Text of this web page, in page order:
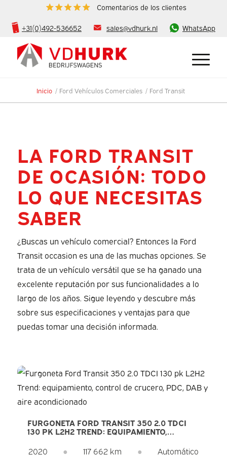
Comentarios de los clientes
+31(0)492-536652 sales@vdhurk.nl WhatsApp
Inicio / Ford Vehículos Comerciales / Ford Transit
LA FORD TRANSIT
DE OCASIÓN: TODO
LO QUE NECESITAS
SABER
¿Buscas un vehículo comercial? Entonces la Ford
Transit occasion es una de las muchas opciones. Se
trata de un vehículo versátil que se ha ganado una
excelente reputación por sus funcionalidades a lo
largo de los años. Sigue leyendo y descubre más
sobre sus especificaciones y ventajas para que
puedas tomar una decisión informada.
FURGONETA FORD TRANSIT 350 2.0 TDCI
130 PK L2H2 TREND: EQUIPAMIENTO,
CONTROL DE CRUCERO, PDC, DAB Y AIRE
ACONDICIONADO
2020 ● 117 662 km ● Automático